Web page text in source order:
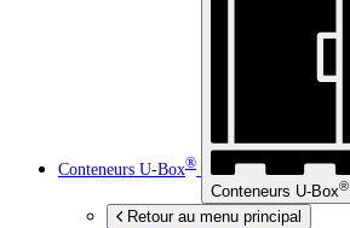
Conteneurs U-Box®
Conteneurs U-Box®
Retour au menu principal